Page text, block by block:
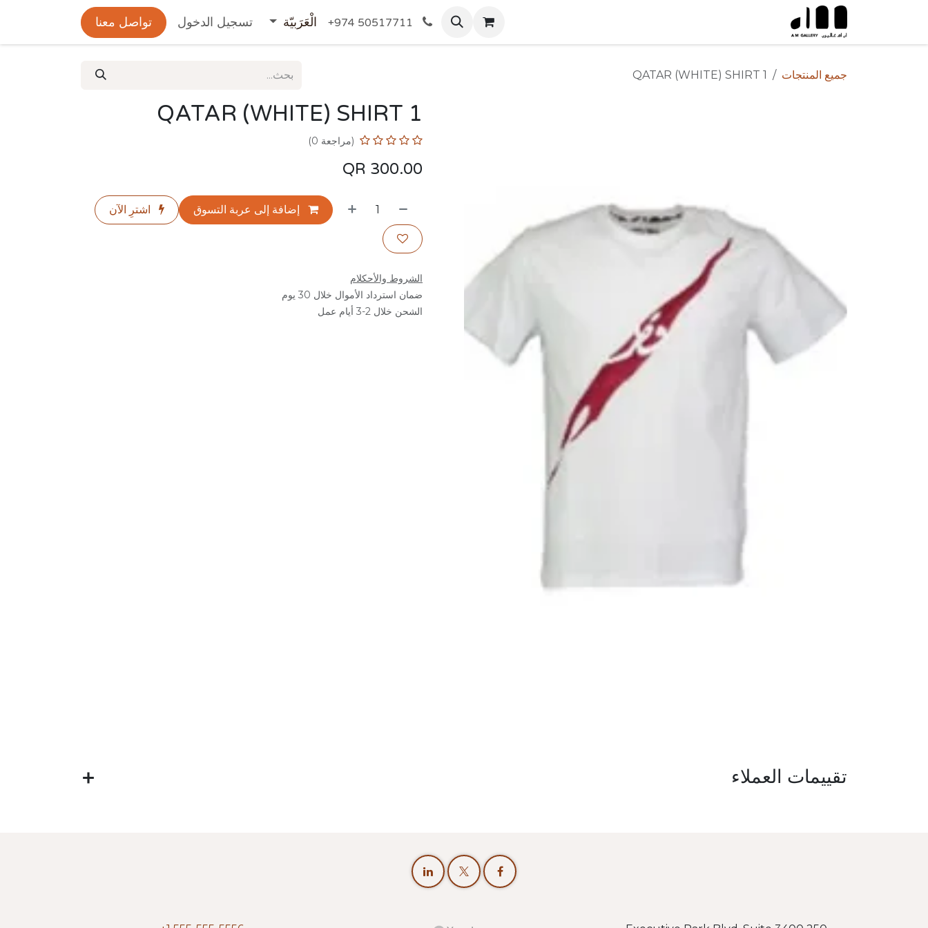
تخطي للذهاب إلى المحتوى
+974 50517711 الْعَرَبيّة تسجيل الدخول تواصل معنا
جميع المنتجات QATAR (WHITE) SHIRT 1
QATAR (WHITE) SHIRT 1
(مراجعة 0)
300.00
إضافة إلى عربة التسوق اشترِ الآن
الشروط والأحكلام
ضمان استرداد الأموال خلال 30 يوم
الشحن خلال 2-3 أيام عمل
تقييمات العملاء